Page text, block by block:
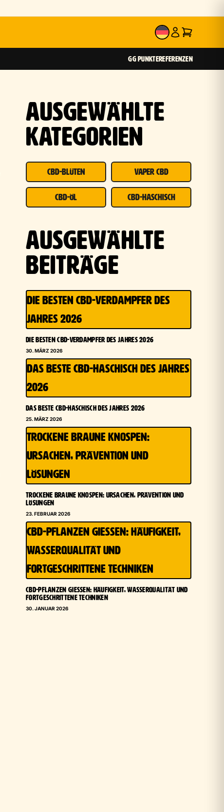
DE
GG PUNKTEREFERENZEN
AUSGEWÄHLTE
KATEGORIEN
CBD-BLÜTEN VAPER CBD
CBD-ÖL CBD-HASCHISCH
AUSGEWÄHLTE
BEITRÄGE
DIE BESTEN CBD-VERDAMPFER DES
JAHRES 2026
DIE BESTEN CBD-VERDAMPFER DES JAHRES 2026
30. MÄRZ 2026
DAS BESTE CBD-HASCHISCH DES JAHRES
2026
DAS BESTE CBD-HASCHISCH DES JAHRES 2026
25. MÄRZ 2026
TROCKENE BRAUNE KNOSPEN:
URSACHEN, PRÄVENTION UND
LÖSUNGEN
TROCKENE BRAUNE KNOSPEN: URSACHEN, PRÄVENTION UND
LÖSUNGEN
23. FEBRUAR 2026
CBD-PFLANZEN GIESSEN: HÄUFIGKEIT, W
ASSERQUALITÄT UND F
ORTGESCHRITTENE TECHNIKEN
CBD-PFLANZEN GIESSEN: HÄUFIGKEIT, WASSERQUALITÄT UND F
ORTGESCHRITTENE TECHNIKEN
30. JANUAR 2026